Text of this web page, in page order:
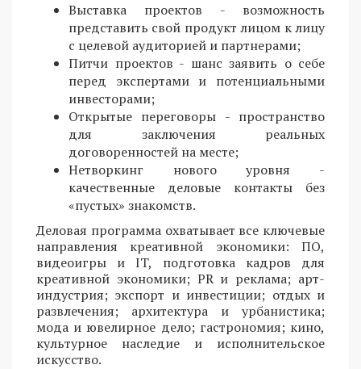
Выставка проектов - возможность
представить свой продукт лицом к лицу
с целевой аудиторией и партнерами;
Питчи проектов - шанс заявить о себе
перед экспертами и потенциальными
инвесторами;
Открытые переговоры - пространство
для заключения реальных
договоренностей на месте;
Нетворкинг нового уровня -
качественные деловые контакты без
«пустых» знакомств.
Деловая программа охватывает все ключевые
направления креативной экономики: ПО,
видеоигры и IT, подготовка кадров для
креативной экономики; PR и реклама; арт-
индустрия; экспорт и инвестиции; отдых и
развлечения; архитектура и урбанистика;
мода и ювелирное дело; гастрономия; кино,
культурное наследие и исполнительское
искусство.